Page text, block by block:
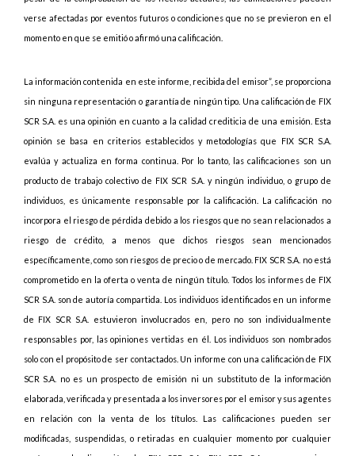
verse afectadas por eventos futuros o condiciones que no se previeron en el
momento en que se emitió o afirmó una calificación.
La información contenida en este informe, recibida del emisor”, se proporciona
sin ninguna representación o garantía de ningún tipo. Una calificación de FIX
SCR S.A. es una opinión en cuanto a la calidad crediticia de una emisión. Esta
opinión se basa en criterios establecidos y metodologías que FIX SCR S.A.
evalúa y actualiza en forma continua. Por lo tanto, las calificaciones son un
producto de trabajo colectivo de FIX SCR S.A. y ningún individuo, o grupo de
individuos, es únicamente responsable por la calificación. La calificación no
incorpora el riesgo de pérdida debido a los riesgos que no sean relacionados a
riesgo de crédito, a menos que dichos riesgos sean mencionados
específicamente, como son riesgos de precio o de mercado. FIX SCR S.A. no está
comprometido en la oferta o venta de ningún título. Todos los informes de FIX
SCR S.A. son de autoría compartida. Los individuos identificados en un informe
de FIX SCR S.A. estuvieron involucrados en, pero no son individualmente
responsables por, las opiniones vertidas en él. Los individuos son nombrados
solo con el propósito de ser contactados. Un informe con una calificación de FIX
SCR S.A. no es un prospecto de emisión ni un substituto de la información
elaborada, verificada y presentada a los inversores por el emisor y sus agentes
en relación con la venta de los títulos. Las calificaciones pueden ser
modificadas, suspendidas, o retiradas en cualquier momento por cualquier